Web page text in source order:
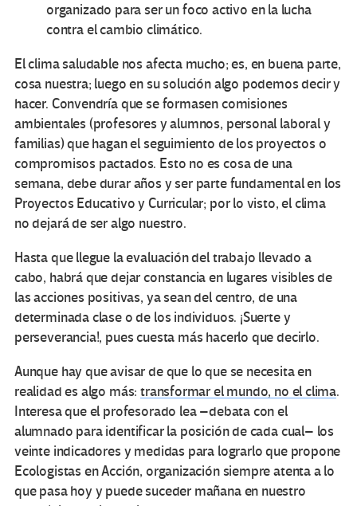
organizado para ser un foco activo en la lucha
contra el cambio climático.
El clima saludable nos afecta mucho; es, en buena parte,
cosa nuestra; luego en su solución algo podemos decir y
hacer. Convendría que se formasen comisiones
ambientales (profesores y alumnos, personal laboral y
familias) que hagan el seguimiento de los proyectos o
compromisos pactados. Esto no es cosa de una
semana, debe durar años y ser parte fundamental en los
Proyectos Educativo y Curricular; por lo visto, el clima
no dejará de ser algo nuestro.
Hasta que llegue la evaluación del trabajo llevado a
cabo, habrá que dejar constancia en lugares visibles de
las acciones positivas, ya sean del centro, de una
determinada clase o de los individuos. ¡Suerte y
perseverancia!, pues cuesta más hacerlo que decirlo.
Aunque hay que avisar de que lo que se necesita en
realidad es algo más:transformar el mundo, no el clima.
Interesa que el profesorado lea –debata con el
alumnado para identificar la posición de cada cual– los
veinte indicadores y medidas para lograrlo que propone
Ecologistas en Acción, organización siempre atenta a lo
que pasa hoy y puede suceder mañana en nuestro